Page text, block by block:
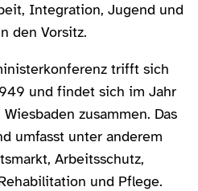
Integration, Jugend und
den Vorsitz.
trifft sich
und findet sich im Jahr
zusammen. Das
umfasst unter anderem
Arbeitsschutz,
und Pflege.